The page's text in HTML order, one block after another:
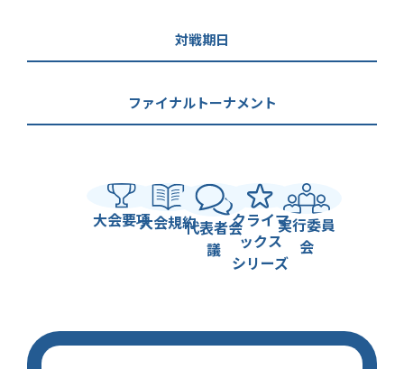
対戦期日
ファイナルトーナメント
大会要項大会規約代表者会
議
クライマ
ックス
シリーズ
実行委員
会